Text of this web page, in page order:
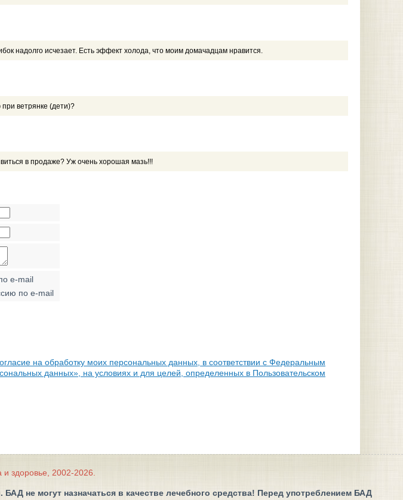
надолго исчезает. Есть эффект холода, что моим домачадцам нравится.
ветрянке (дети)?
в продаже? Уж очень хорошая мазь!!!
e-mail
по e-mail
на обработку моих персональных данных, в соответствии с Федеральным
данных», на условиях и для целей, определенных в Пользовательском
здоровье, 2002-2026.
не могут назначаться в качестве лечебного средства! Перед употреблением БАД